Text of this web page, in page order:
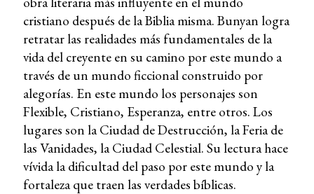
cristiano después de la Biblia misma. Bunyan logra
retratar las realidades más fundamentales de la
vida del creyente en su camino por este mundo a
través de un mundo ficcional construido por
alegorías. En este mundo los personajes son
Flexible, Cristiano, Esperanza, entre otros. Los
lugares son la Ciudad de Destrucción, la Feria de
las Vanidades, la Ciudad Celestial. Su lectura hace
vívida la dificultad del paso por este mundo y la
fortaleza que traen las verdades bíblicas.